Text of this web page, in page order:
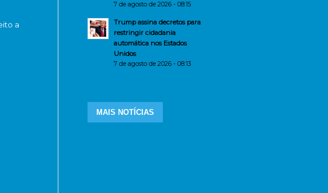
a
7 de agosto de 2026 - 08:15
Trump assina decretos para
restringir cidadania
automática nos Estados
Unidos
7 de agosto de 2026 - 08:13
MAIS NOTÍCIAS